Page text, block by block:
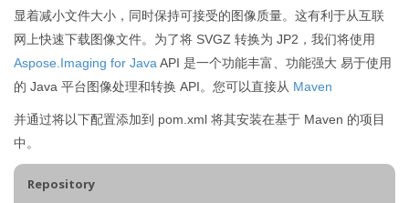
显着减小文件大小，同时保持可接受的图像质量。这有利于从互联
网上快速下载图像文件。为了将 SVGZ 转换为 JP2，我们将使用
Aspose.Imaging for Java API 是一个功能丰富、功能强大 易于使用
的 Java 平台图像处理和转换 API。您可以直接从 Maven
并通过将以下配置添加到 pom.xml 将其安装在基于 Maven 的项目
中。
Repository